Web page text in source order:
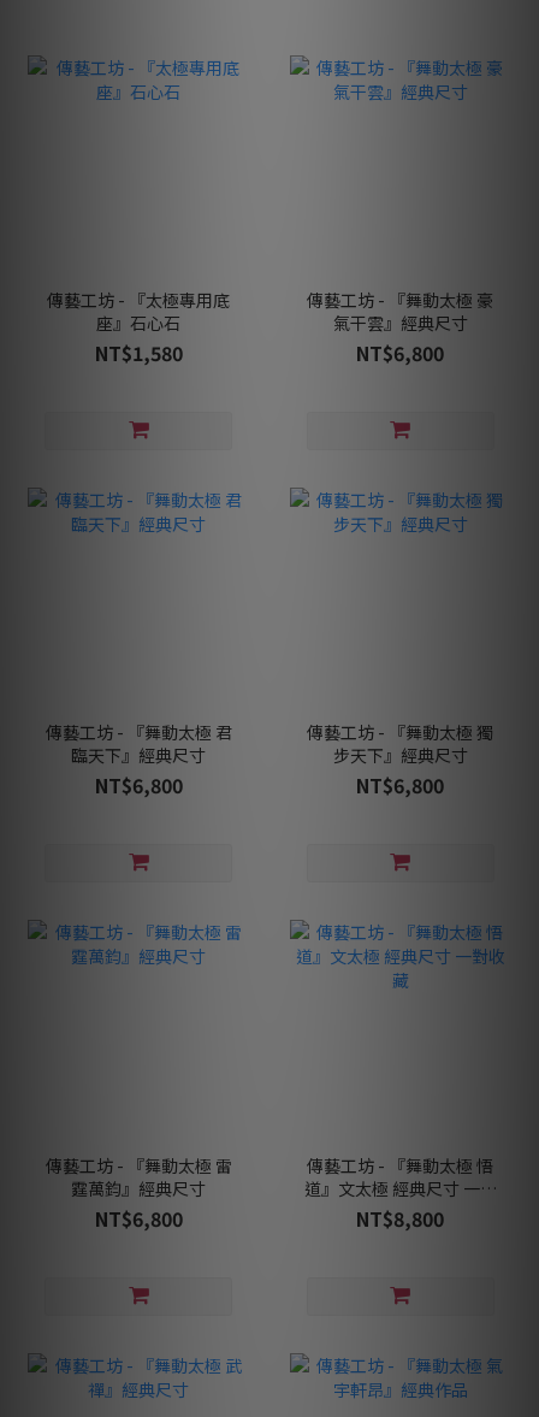
傳藝工坊 - 『太極專用底
座』石心石
NT$1,580
傳藝工坊 - 『舞動太極 豪
氣干雲』經典尺寸
NT$6,800
傳藝工坊 - 『舞動太極 君
臨天下』經典尺寸
NT$6,800
傳藝工坊 - 『舞動太極 獨
步天下』經典尺寸
NT$6,800
傳藝工坊 - 『舞動太極 雷
霆萬鈞』經典尺寸
NT$6,800
傳藝工坊 - 『舞動太極 悟
道』文太極 經典尺寸 一對
收藏
NT$8,800